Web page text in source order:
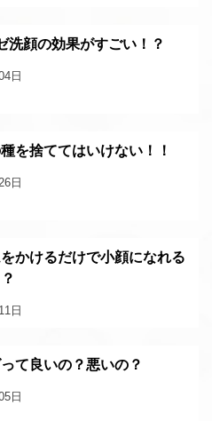
洗顔の効果がすごい！？
日
を捨ててはいけない！！
日
かけるだけで小顔になれる
日
て良いの？悪いの？
日